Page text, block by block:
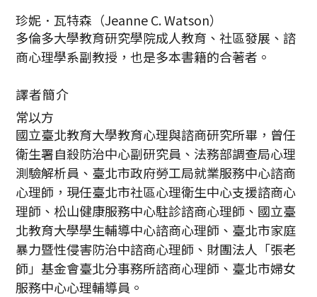
珍妮．瓦特森（Jeanne C. Watson）
多倫多大學教育研究學院成人教育、社區發展、諮
商心理學系副教授，也是多本書籍的合著者。
譯者簡介
常以方
國立臺北教育大學教育心理與諮商研究所畢，曾任
衛生署自殺防治中心副研究員、法務部調查局心理
測驗解析員、臺北市政府勞工局就業服務中心諮商
心理師，現任臺北市社區心理衛生中心支援諮商心
理師、松山健康服務中心駐診諮商心理師、國立臺
北教育大學學生輔導中心諮商心理師、臺北市家庭
暴力暨性侵害防治中諮商心理師、財團法人「張老
師」基金會臺北分事務所諮商心理師、臺北市婦女
服務中心心理輔導員。